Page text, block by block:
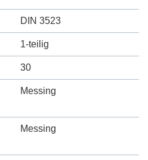
DIN 3523
1-teilig
30
Messing
Messing